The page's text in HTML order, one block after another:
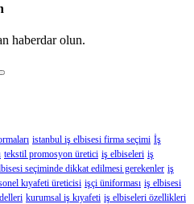
haberdar olun.
istanbul iş elbisesi firma seçimi İş
tekstil promosyon üretici iş elbiseleri iş
seçiminde dikkat edilmesi gerekenler iş
kıyafeti üreticisi işçi üniforması iş elbisesi
kurumsal iş kıyafeti iş elbiseleri özellikleri